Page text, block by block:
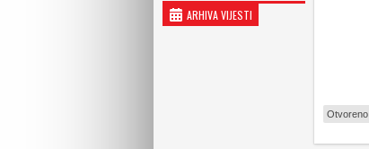
ARHIVA VIJESTI
Otvoreno